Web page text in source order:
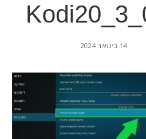
14 בינואר 2024